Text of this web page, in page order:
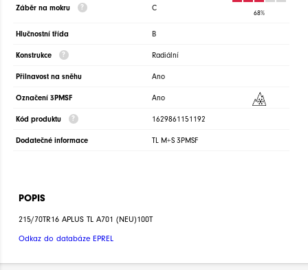
Záběr na mokru C
68%
Hlučnostní třída B
Konstrukce Radiální
Přilnavost na sněhu Ano
Označení 3PMSF Ano
Kód produktu 1629861151192
Dodatečné informace TL M+S 3PMSF
POPIS
215/70TR16 APLUS TL A701 (NEU)100T
Odkaz do databáze EPREL